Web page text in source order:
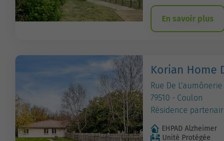
En savoir plus
Korian Home
Rue De L'aumônerie
79510 - Coulon
Résidence
EHPAD Alzheimer
Unité Protégée